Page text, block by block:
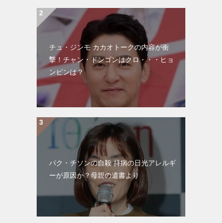
チュ・ジンモ カカオトークの内容が衝
撃！チャン・ドンゴンはクロ・・・ヒョ
ンビンは？
パク・チソンの自殺 持病の日光アレルギ
ーが原因か？母親の遺書より